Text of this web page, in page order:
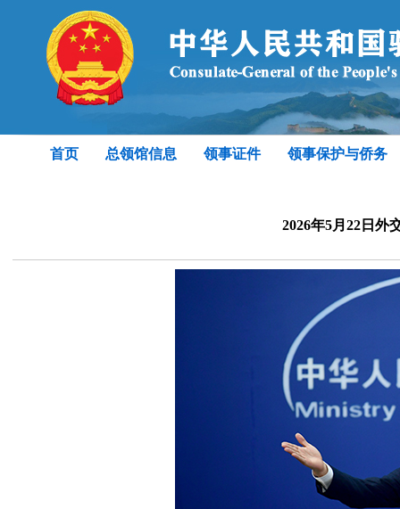
首页 总领馆信息 领事证件 领事保护与侨务
2026年5月22日外